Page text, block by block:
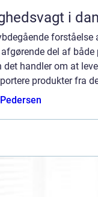
i
afgørende del af
det handler om at
produkter fra